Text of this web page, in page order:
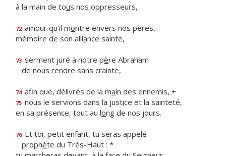
à la main de tous nos oppresseurs,
72 amour qu'il montre envers nos pères,
mémoire de son alliance sainte,
73 serment juré à notre père Abraham
de nous rendre sans crainte,
74 afin que, délivrés de la main des ennemis, +
75 nous le servions dans la justice et la sainteté,
en sa présence, tout au long de nos jours.
76 Et toi, petit enfant, tu seras appelé
prophète du Très-Haut : *